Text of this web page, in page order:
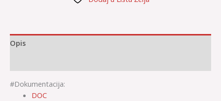
Opis
#Dokumentacija:
DOC